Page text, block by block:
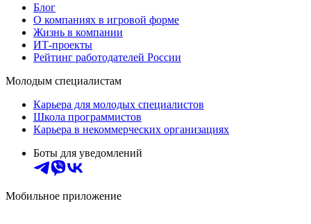
Блог
О компаниях в игровой форме
Жизнь в компании
ИТ-проекты
Рейтинг работодателей России
Молодым специалистам
Карьера для молодых специалистов
Школа программистов
Карьера в некоммерческих организациях
Боты для уведомлений
Мобильное приложение